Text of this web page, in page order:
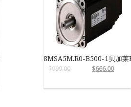
8MSA5M.R0-B500-1贝加莱
$999.00 $666.00